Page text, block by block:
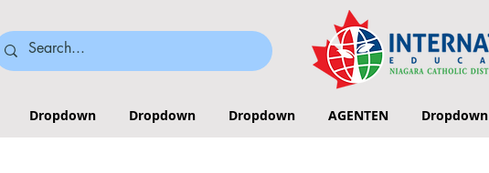
Dropdown Dropdown Dropdown AGENTEN Dropdown